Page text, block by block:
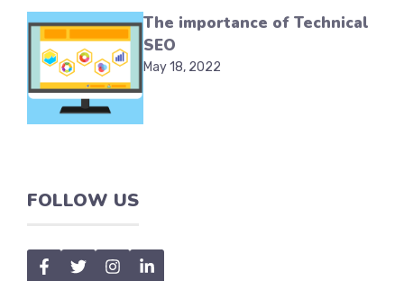
The importance of Technical
SEO
May 18, 2022
FOLLOW US